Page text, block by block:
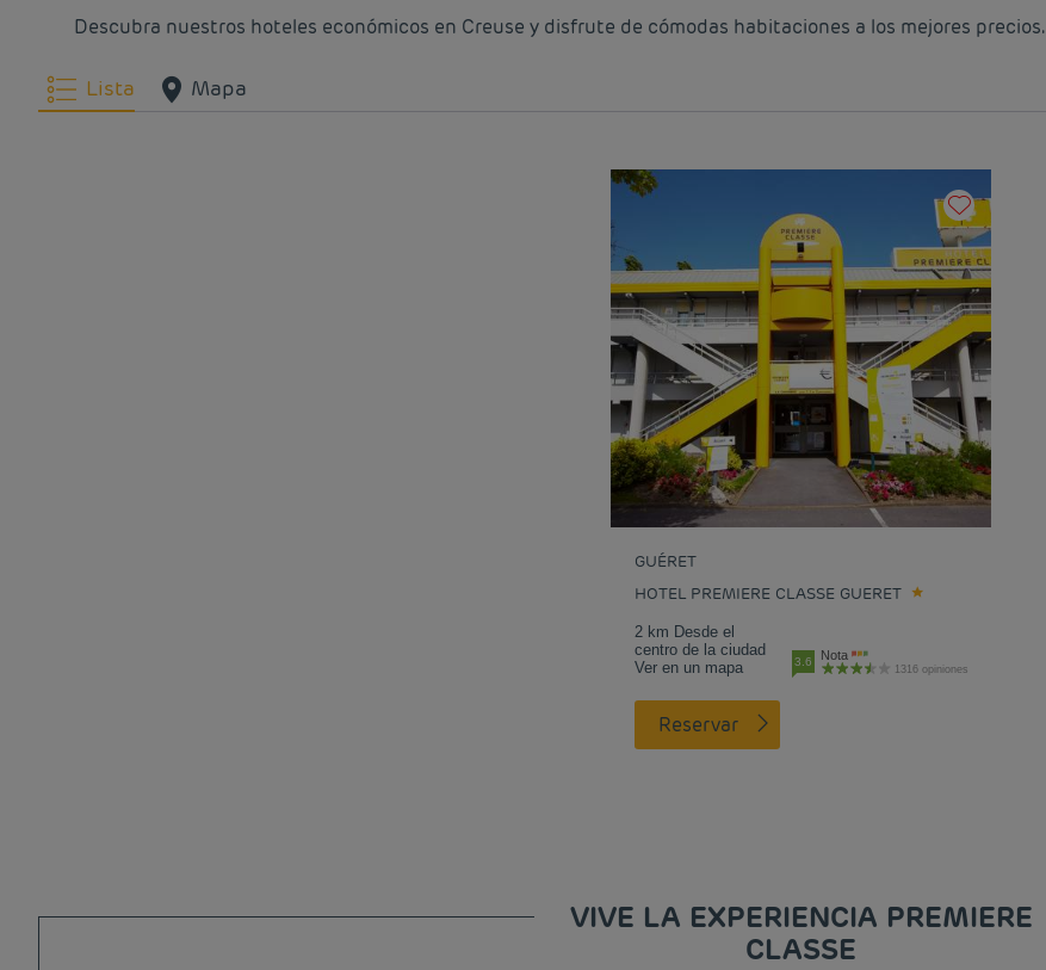
Descubra nuestros hoteles económicos en Creuse y disfrute de cómodas habitaciones a los mejores precios.
Lista Mapa
GUÉRET
HOTEL PREMIERE CLASSE GUERET
2 km Desde el
centro de la ciudad
Ver en un mapa
3.6 Nota
1316 opiniones
Reservar
VIVE LA EXPERIENCIA PREMIERE
CLASSE